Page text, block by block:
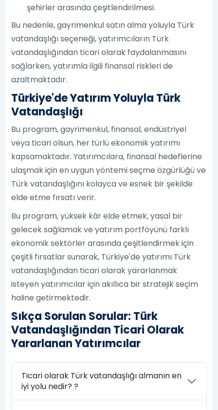
şehirler arasında çeşitlendirilmesi.
Bu nedenle, gayrimenkul satın alma yoluyla Türk
vatandaşlığı seçeneği, yatırımcıların Türk
vatandaşlığından ticari olarak faydalanmasını
sağlarken, yatırımla ilgili finansal riskleri de
azaltmaktadır.
Türkiye'de Yatırım Yoluyla Türk
Vatandaşlığı
Bu program, gayrimenkul, finansal, endüstriyel
veya ticari olsun, her türlü ekonomik yatırımı
kapsamaktadır. Yatırımcılara, finansal hedeflerine
ulaşmak için en uygun yöntemi seçme özgürlüğü ve
Türk vatandaşlığını kolayca ve esnek bir şekilde
elde etme fırsatı verir.
Bu program, yüksek kâr elde etmek, yasal bir
gelecek sağlamak ve yatırım portföyünü farklı
ekonomik sektörler arasında çeşitlendirmek için
çeşitli fırsatlar sunarak, Türkiye'de yatırımı Türk
vatandaşlığından ticari olarak yararlanmak
isteyen yatırımcılar için akıllıca bir stratejik seçim
haline getirmektedir.
Sıkça Sorulan Sorular: Türk
Vatandaşlığından Ticari Olarak
Yararlanan Yatırımcılar
Ticari olarak Türk vatandaşlığı almanın en
iyi yolu nedir? ?